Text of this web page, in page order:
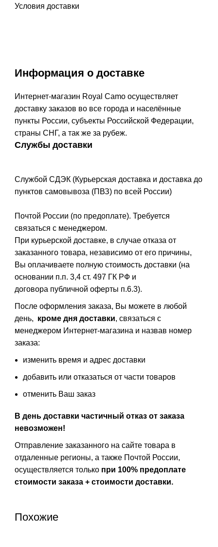
Условия доставки
Информация о доставке
Интернет-магазин Royal Camo осуществляет
доставку заказов во все города и населённые
пункты России, субъекты Российской Федерации,
страны СНГ, а так же за рубеж.
Службы доставки
Службой СДЭК (Курьерская доставка и доставка до
пунктов самовывоза (ПВЗ) по всей России)
Почтой России (по предоплате). Требуется
связаться с менеджером.
При курьерской доставке, в случае отказа от
заказанного товара, независимо от его причины,
Вы оплачиваете полную стоимость доставки (на
основании п.п. 3,4 ст. 497 ГК РФ и
договора публичной оферты п.6.3).
После оформления заказа, Вы можете в любой
день, кроме дня доставки, связаться с
менеджером Интернет-магазина и назвав номер
заказа:
изменить время и адрес доставки
добавить или отказаться от части товаров
отменить Ваш заказ
В день доставки частичный отказ от заказа
невозможен!
Отправление заказанного на сайте товара в
отдаленные регионы, а также Почтой России,
осуществляется только при 100% предоплате
стоимости заказа + стоимости доставки.
Похожие